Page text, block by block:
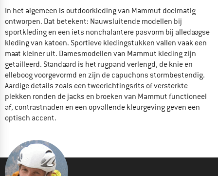
In het algemeen is outdoorkleding van Mammut doelmatig
ontworpen. Dat betekent: Nauwsluitende modellen bij
sportkleding en een iets nonchalantere pasvorm bij alledaagse
kleding van katoen. Sportieve kledingstukken vallen vaak een
maat kleiner uit. Damesmodellen van Mammut kleding zijn
getailleerd. Standaard is het rugpand verlengd, de knie en
elleboog voorgevormd en zijn de capuchons stormbestendig.
Aardige details zoals een tweerichtingsrits of versterkte
plekken ronden de jacks en broeken van Mammut functioneel
af, contrastnaden en een opvallende kleurgeving geven een
optisch accent.